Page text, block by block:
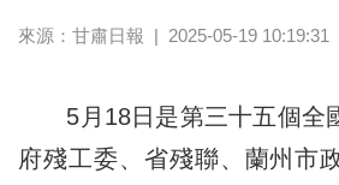
來源： 甘肅日報 | 2025-05-19 10:19:31
5月18日是第三十五個全
府殘工委、省殘聯、蘭州市